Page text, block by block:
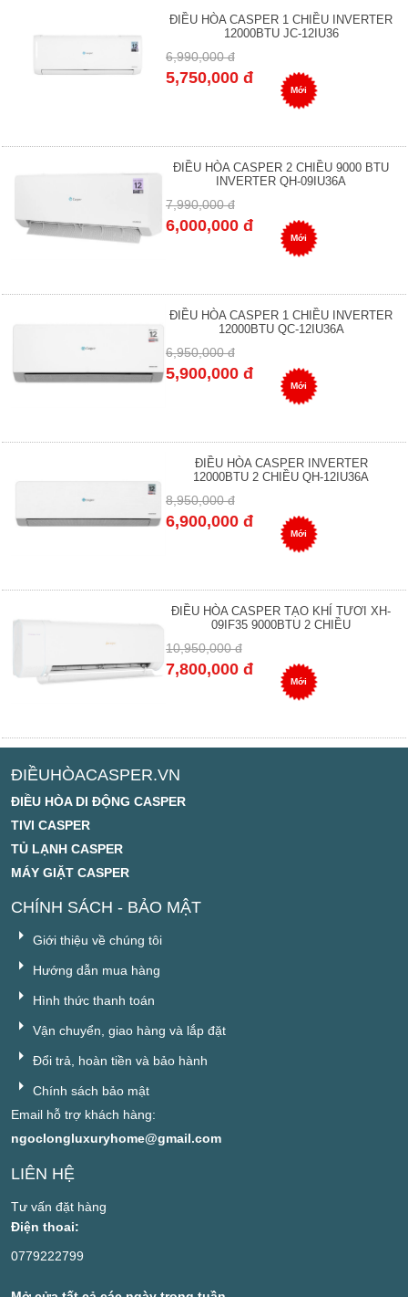
ĐIỀU HÒA CASPER 1 CHIỀU INVERTER
12000BTU JC-12IU36
6,990,000 đ
5,750,000 đ
Mới
ĐIỀU HÒA CASPER 2 CHIỀU 9000 BTU
INVERTER QH-09IU36A
7,990,000 đ
6,000,000 đ
Mới
ĐIỀU HÒA CASPER 1 CHIỀU INVERTER
12000BTU QC-12IU36A
6,950,000 đ
5,900,000 đ
Mới
ĐIỀU HÒA CASPER INVERTER
12000BTU 2 CHIỀU QH-12IU36A
8,950,000 đ
6,900,000 đ
Mới
ĐIỀU HÒA CASPER TẠO KHÍ TƯƠI XH-
09IF35 9000BTU 2 CHIỀU
10,950,000 đ
7,800,000 đ
Mới
ĐIỀUHÒACASPER.VN
ĐIỀU HÒA DI ĐỘNG CASPER
TIVI CASPER
TỦ LẠNH CASPER
MÁY GIẶT CASPER
CHÍNH SÁCH - BẢO MẬT
Giới thiệu về chúng tôi
Hướng dẫn mua hàng
Hình thức thanh toán
Vận chuyển, giao hàng và lắp đặt
Đổi trả, hoàn tiền và bảo hành
Chính sách bảo mật
Email hỗ trợ khách hàng:
ngoclongluxuryhome@gmail.com
LIÊN HỆ
Tư vấn đặt hàng
Điện thoai:
0779222799